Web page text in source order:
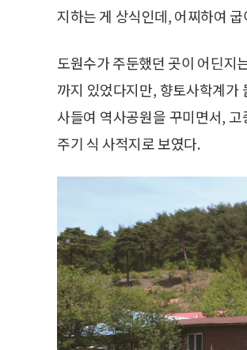
지하는 게 상식인데, 어찌하여
도원수가 주둔했던 곳이 어딘지
까지 있었다지만, 향토사학계가
사들여 역사공원을 꾸미면서,
주기 식 사적지로 보였다.